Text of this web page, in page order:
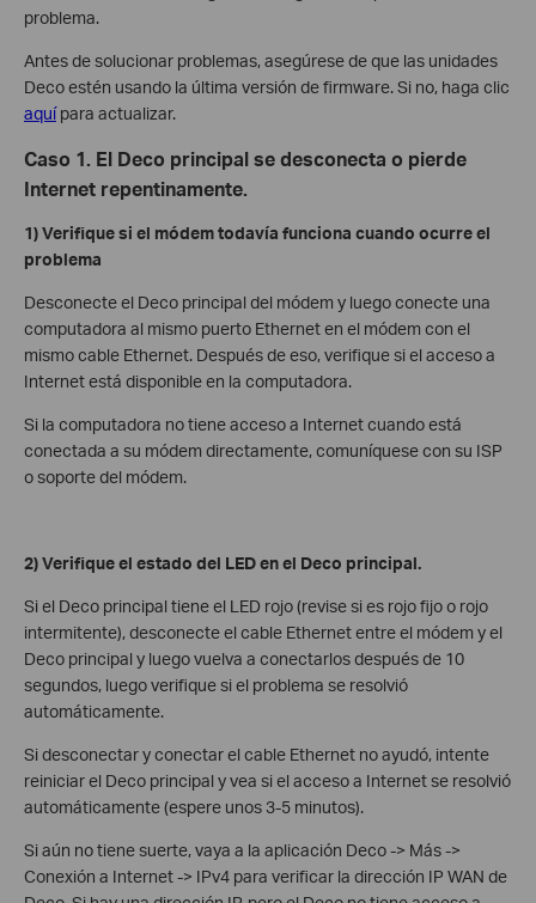
problema.
Antes de solucionar problemas, asegúrese de que las unidades
Deco estén usando la última versión de firmware. Si no, haga clic
aquípara actualizar.
Caso 1. El Deco principal se desconecta o pierde
Internet repentinamente.
1) Verifique si el módem todavía funciona cuando ocurre el
problema
Desconecte el Deco principal del módem y luego conecte una
computadora al mismo puerto Ethernet en el módem con el
mismo cable Ethernet. Después de eso, verifique si el acceso a
Internet está disponible en la computadora.
Si la computadora no tiene acceso a Internet cuando está
conectada a su módem directamente, comuníquese con su ISP
o soporte del módem.
2) Verifique el estado del LED en el Deco principal.
Si el Deco principal tiene el LED rojo (revise si es rojo fijo o rojo
intermitente), desconecte el cable Ethernet entre el módem y el
Deco principal y luego vuelva a conectarlos después de 10
segundos, luego verifique si el problema se resolvió
automáticamente.
Si desconectar y conectar el cable Ethernet no ayudó, intente
reiniciar el Deco principal y vea si el acceso a Internet se resolvió
automáticamente (espere unos 3-5 minutos).
Si aún no tiene suerte, vaya a la aplicación Deco -> Más ->
Conexión a Internet -> IPv4 para verificar la dirección IP WAN de